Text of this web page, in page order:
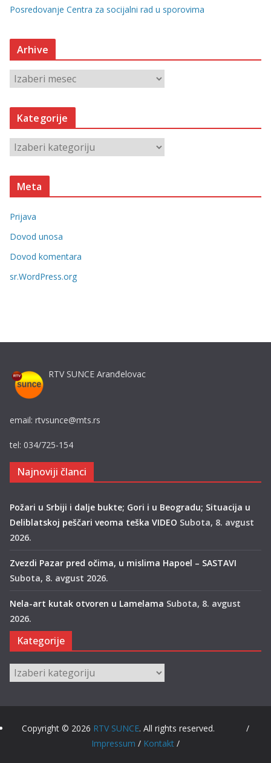
Posredovanje Centra za socijalni rad u sporovima
Arhive
r
h
v
Kategorije
a
t
o
r
i
e
Meta
Prijava
Dovod unosa
Dovod komentara
sr.WordPress.org
RTV SUNCE Aranđelovac
email: rtvsunce@mts.rs
tel: 034/725-154
Najnoviji članci
Požari u Srbiji i dalje bukte; Gori i u Beogradu; Situacija u
Deliblatskoj peščari veoma teška VIDEO Subota, 8. avgust
2026.
Zvezdi Pazar pred očima, u mislima Hapoel – SASTAVI
Subota, 8. avgust 2026.
Nela-art kutak otvoren u Lamelama Subota, 8. avgust
2026.
Kategorije
Kategorije
Copyright © 2026 RTV SUNCE. All rights reserved. /
Impressum / Kontakt /